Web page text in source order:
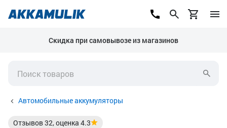
Скидка при самовывозе из магазинов
Автомобильные аккумуляторы
Отзывов32, оценка 4.3